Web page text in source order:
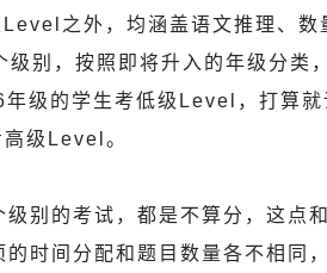
Level之外，均涵盖语文推理、
别，按照即将升入的年级分类
级的学生考低级Level，打算
级Level。
的考试，都是不算分，这点
时间分配和题目数量各不相同